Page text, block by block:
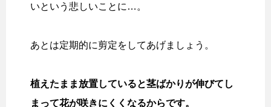
いという悲しいことに…。
あとは定期的に剪定をしてあげましょう。
植えたまま放置していると茎ばかりが伸びてし
まって花が咲きにくくなるからです。